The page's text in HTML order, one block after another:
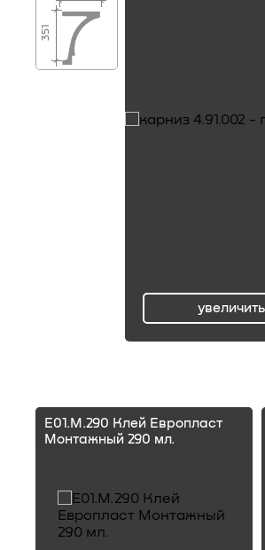
увеличить
351
E01.M.290 Клей Европласт
Монтажный 290 мл.